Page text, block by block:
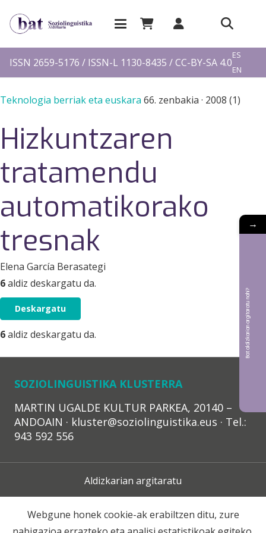
ISSN 2659-5176 / ISSN-L 1130-8435 / CC-BY-SA 4.0
ES
EN
Teknologia berriak eta euskara 66. zenbakia · 2008 (1)
Hizkuntzaren
tratamendu
automatikorako
tresnak
Elena García Berasategi
6aldiz deskargatu da.
Deskargatu
6aldiz deskargatu da.
SOZIOLINGUISTIKA KLUSTERRA
MARTIN UGALDE KULTUR PARKEA, 20140 –
ANDOAIN · kluster@soziolinguistika.eus · Tel.:
943 592 556
Aldizkarian argitaratu
Lege Oharra
Webgune honek cookie-ak erabiltzen ditu, zure
→
Bat aldizkarian argitaratu nahi?